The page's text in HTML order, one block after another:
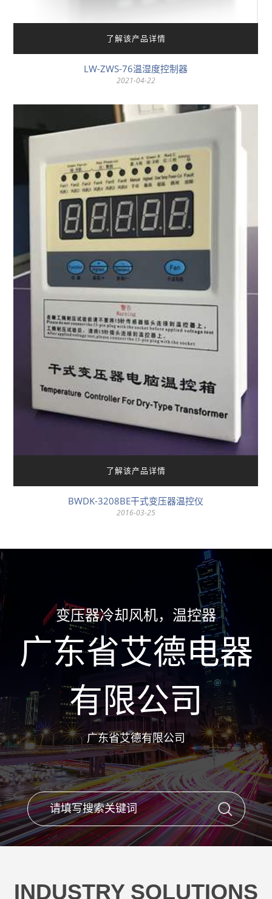
了解该产品详情
LW-ZWS-76温湿度控制器
2021-04-22
了解该产品详情
BWDK-3208BE干式变压器温控仪
2016-03-25
变压器冷却风机，温控器
广东省艾德电器
有限公司
广东省艾德有限公司
INDUSTRY SOLUTIONS